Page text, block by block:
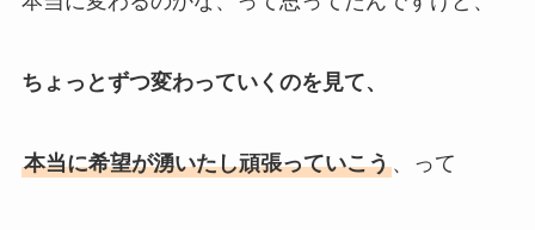
ちょっとずつ変わっていくのを見て、
本当に希望が湧いたし頑張っていこう、って